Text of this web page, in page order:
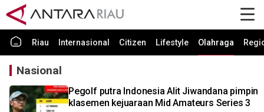
Riau Internasional Citizen Lifestyle Olahraga
Nasional
Pegolf putra Indonesia Alit Jiwandana pimpin
klasemen kejuaraan Mid Amateurs Series 3